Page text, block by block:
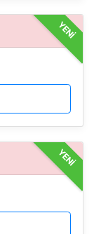
YENİ
YENİ